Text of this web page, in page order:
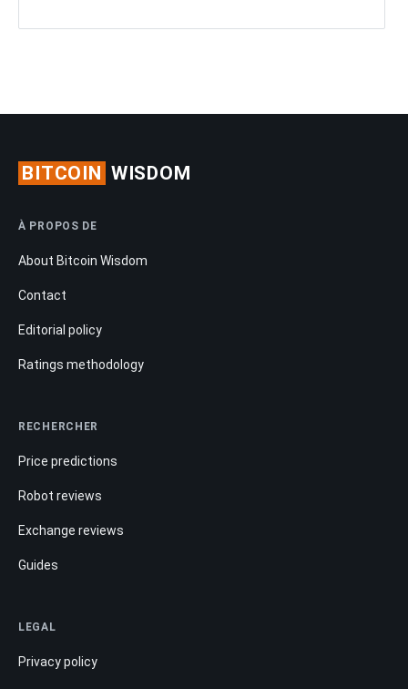
BITCOIN WISDOM
À PROPOS DE
About Bitcoin Wisdom
Contact
Editorial policy
Ratings methodology
RECHERCHER
Price predictions
Robot reviews
Exchange reviews
Guides
LEGAL
Privacy policy